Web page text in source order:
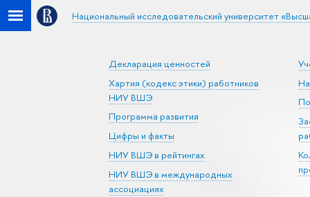
Национальный исследовательский университет
Декларация ценностей
Хартия (кодекс этики) работников
НИУ ВШЭ
Программа развития
Цифры и факты
НИУ ВШЭ в рейтингах
НИУ ВШЭ в международных
ассоциациях